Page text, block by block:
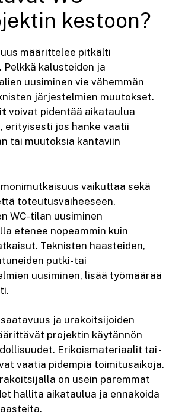
kestoon?
määrittelee pitkälti
kalusteiden ja
uusiminen vie vähemmän
järjestelmien muutokset.
voivat pidentää aikataulua
erityisesti jos hanke vaatii
tai muutoksia kantaviin
vaikuttaa sekä
toteutusvaiheeseen.
WC-tilan uusiminen
etenee nopeammin kuin
Teknisten haasteiden,
putki- tai
uusiminen, lisää työmäärää
ja urakoitsijoiden
projektin käytännön
Erikoismateriaalit tai -
vaatia pidempiä toimitusaikoja.
on usein paremmat
hallita aikataulua ja ennakoida